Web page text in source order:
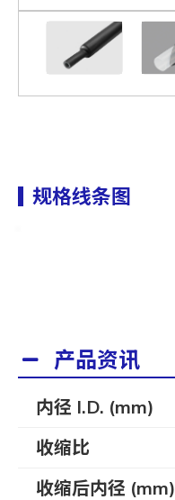
规格线条图
产品资讯
内径 I.D. (mm)
收缩比
收缩后内径 (mm)